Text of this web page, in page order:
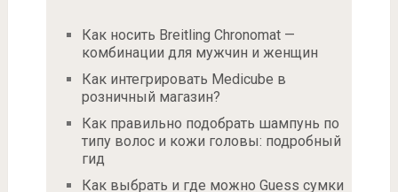
Как носить Breitling Chronomat —
комбинации для мужчин и женщин
Как интегрировать Medicube в
розничный магазин?
Как правильно подобрать шампунь по
типу волос и кожи головы: подробный
гид
Как выбрать и где можно Guess сумки